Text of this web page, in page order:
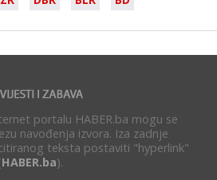
portalu HABER.ba mogu se
navođenja izvora. Iza zadnje
teksta postaviti "hyperlink"
HABER.ba).